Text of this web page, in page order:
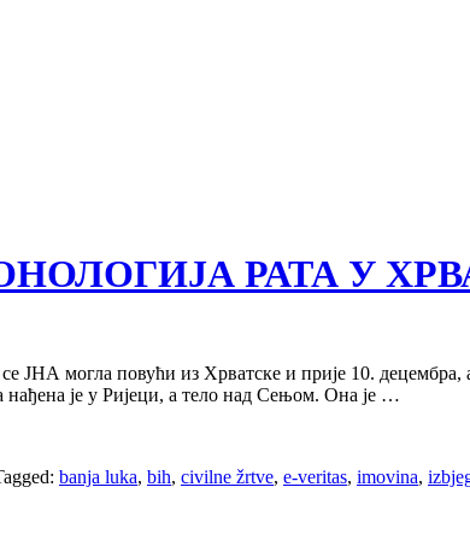
РАТА У
ЈНА могла повући из Хрватске и прије 10.
је у Ријеци, а тело над Сењом. Она је …
banja luka, bih, civilne žrtve, e-veritas, imovina,